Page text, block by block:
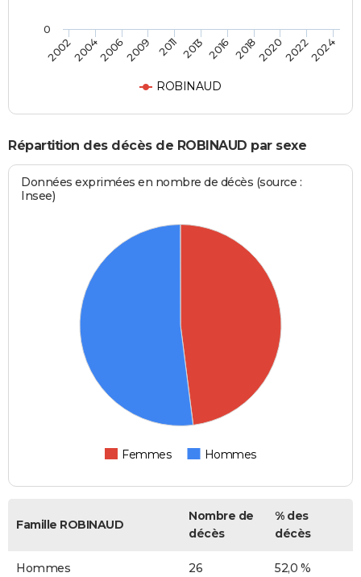
ROBINAUD
2002200420062009 2011 2013 2016 2018202020222024
0
Répartition des décès de ROBINAUD par sexe
Données exprimées en nombre de décès (source :
Insee)
Femmes Hommes
Famille ROBINAUD
Nombre de
décès
% des
décès
Hommes 26 52,0 %